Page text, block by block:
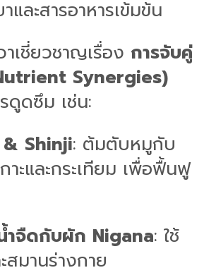
และสารอาหารเข้มข้น
าเชี่ยวชาญเรื่อง การจับคู่
Synergies)
ดูดซึม เช่น:
Shinji: ต้มตับหมูกับ
าะและกระเทียม เพื่อฟื้นฟู
ำจืดกับผัก Nigana: ใช้
สมานร่างกาย